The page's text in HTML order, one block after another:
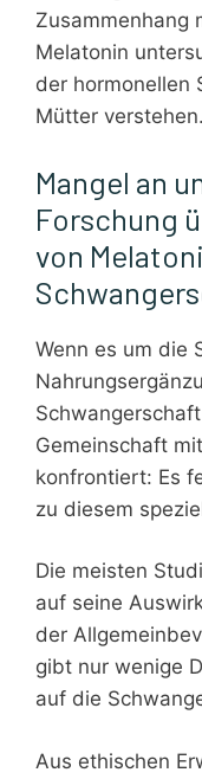
Zusammenhang
Melatonin
der hormonellen
Mütter verstehen.
Mangel an
Forschung
von
Wenn es um die
Gemeinschaft
konfrontiert: Es
zu diesem
Die meisten
auf seine
der
gibt nur wenige
auf die
Aus ethischen